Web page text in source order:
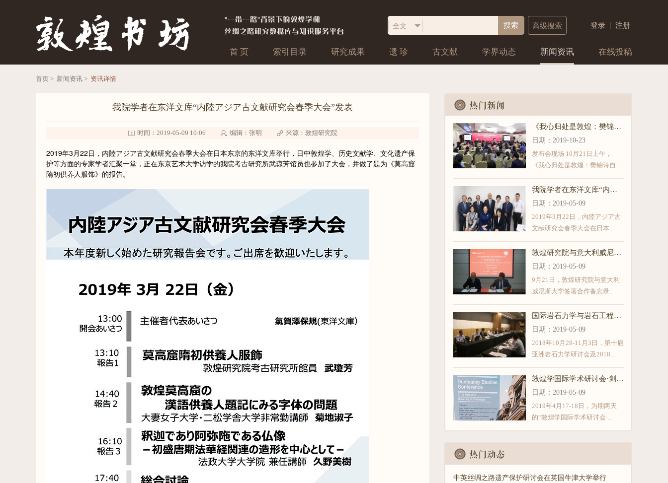
登录 注册
搜索 高级搜索
首 页 索引目录 研究成果 遗 珍 古文献 学界动态 新闻资讯 在线投稿
首页 > 新闻资讯 > 资讯详情
我院学者在东洋文库“内陸アジア古文献研究会春季大会”发表
时间：2019-05-09 10:06 编辑：张明 来源：敦煌研究院
2019年3月22日，内陸アジア古文献研究会春季大会在日本东京的东洋文库举行，日中敦煌学、历史文献学、文化遗产保
护等方面的专家学者汇聚一堂，正在东京艺术大学访学的我院考古研究所武琼芳馆员也参加了大会，并做了题为《莫高窟
隋初供养人服饰》的报告。
《我心归处是敦煌：樊锦诗自述》新书发布会在北京大学举行
日期： 2019-10-23
发布会现场 10月21日上午，
《我心归处是敦煌：樊锦诗自...
我院学者在东洋文库“内陸アジア古文献研究会春季大会”发表
日期： 2019-05-09
2019年3月22日，内陸アジア古
文献研究会春季大会在日本...
敦煌研究院与意大利威尼斯大学签署合作备忘录
日期： 2019-05-09
9月21日，敦煌研究院与意大利
威尼斯大学签署合作备忘录...
国际岩石力学与岩石工程学会古遗址保护专业委员会年会曁第12届古遗址保护学术讨论会在新加坡召开
日期： 2019-05-09
2018年10月29-11月3日，第十届
亚洲岩石力学研讨会及2018...
敦煌学国际学术研讨会·剑桥2019”在英国剑桥大学举行
日期： 2019-05-09
2019年4月17-18日，为期两天
的“敦煌学国际学术研讨会·...
中英丝绸之路遗产保护研讨会在英国牛津大学举行